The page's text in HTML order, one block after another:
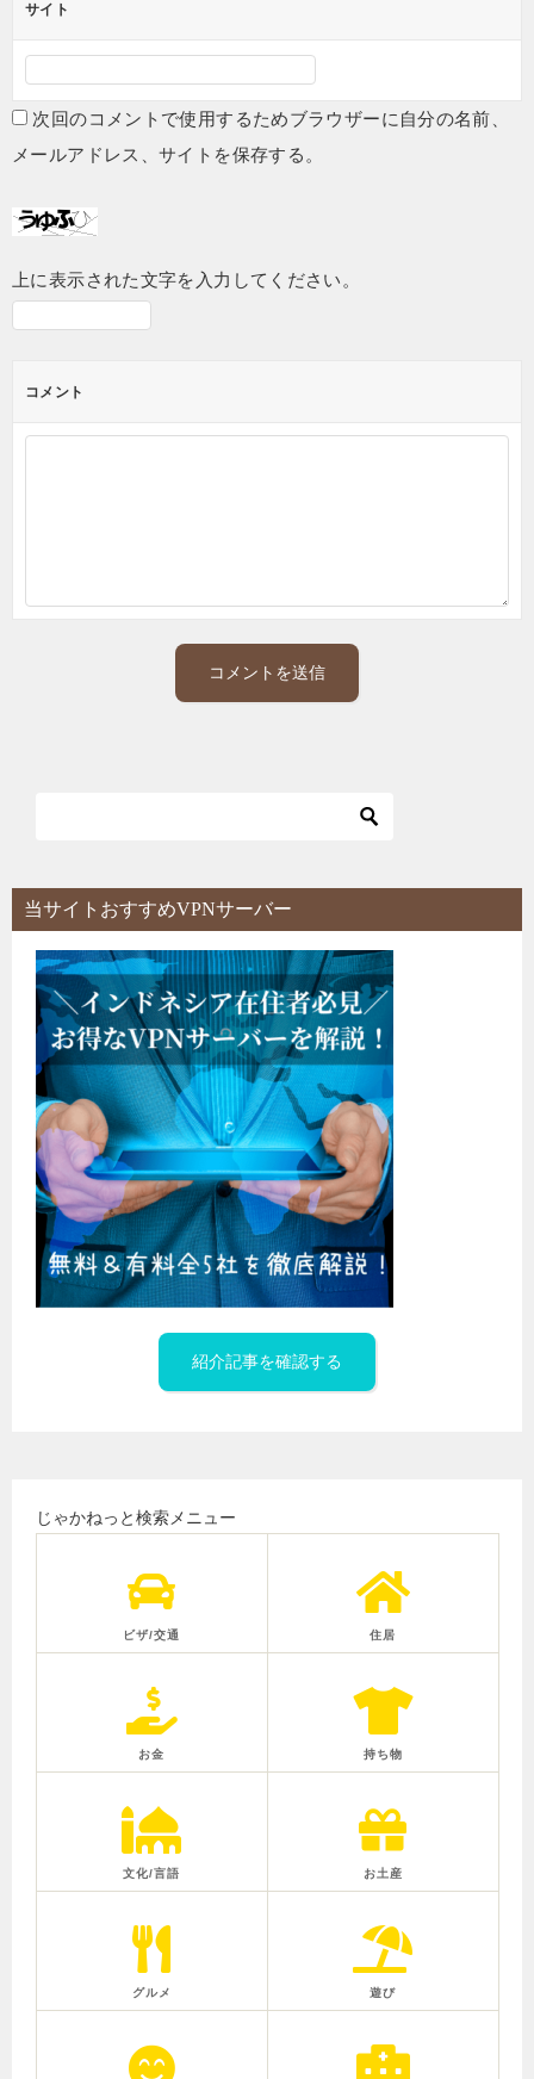
サイト
次回のコメントで使用するためブラウザーに自分の名前、
メールアドレス、サイトを保存する。
上に表示された文字を入力してください。
コメント
当サイトおすすめVPNサーバー
紹介記事を確認する
じゃかねっと検索メニュー
ビザ/交通 住居
お金 持ち物
文化/言語 お土産
グルメ 遊び